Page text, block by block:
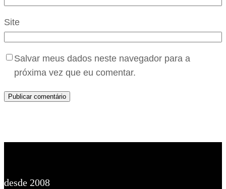
Site
Salvar meus dados neste navegador para a
próxima vez que eu comentar.
desde 2008